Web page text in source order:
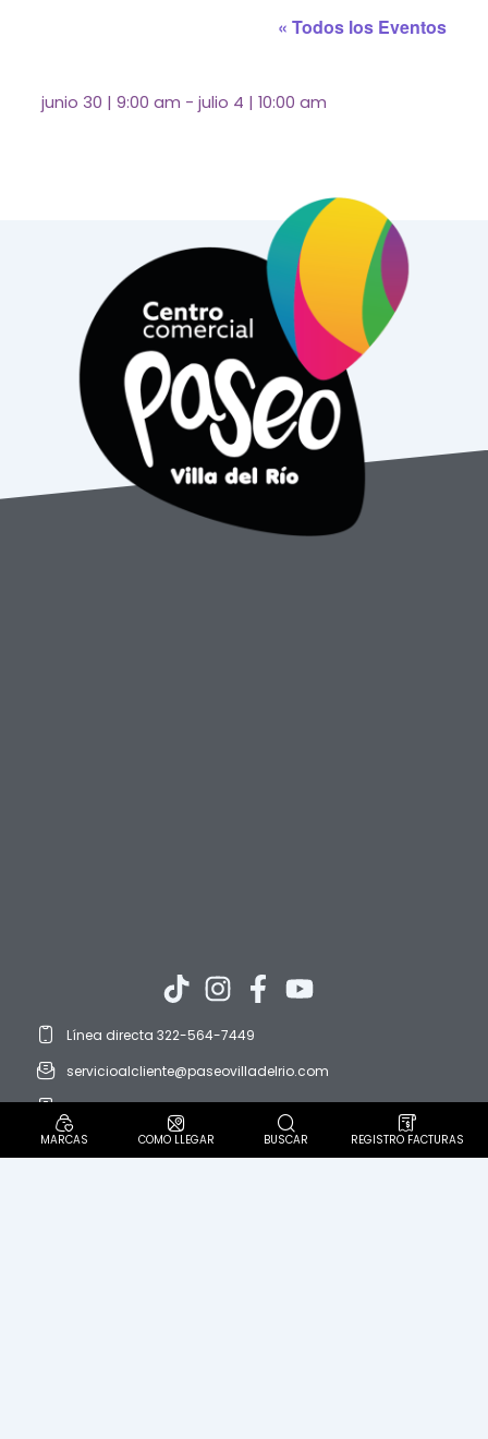
« Todos los Eventos
junio 30 | 9:00 am - julio 4 | 10:00 am
Línea directa 322-564-7449
servicioalcliente@paseovilladelrio.com
protedatos@paseovilladelrio.com
Horario: domingo a domingo. 8:00 AM a 9:00 PM
MARCAS COMO LLEGAR BUSCAR REGISTRO FACTURAS